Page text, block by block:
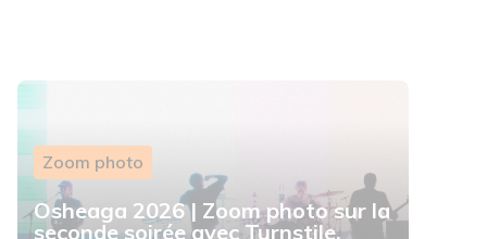
Zoom photo
Osheaga 2026 | Zoom photo sur la
seconde soirée avec Turnstile,